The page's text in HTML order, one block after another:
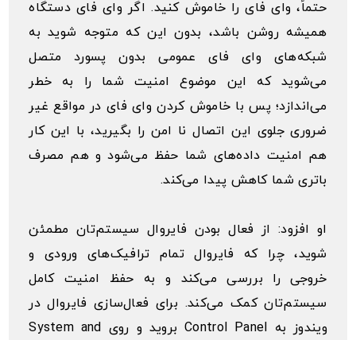
حتماً، وای فای را خاموش کنید. اگر وای فای دستگاه
همیشه روشن باشد، بدون این که متوجه شوید به
شبکه‌های وای فای عمومی بدون پسورد متصل
می‌شوید که این موضوع امنیت شما را به خطر
می‌اندازد؛ پس با خاموش کردن وای فای در مواقع غیر
ضروری جلوی این اتصال نا امن را بگیرید، با این کار
هم امنیت داده‌های شما حفظ می‌شود و هم مصرف
باتری شما کاهش پیدا می‌کند.
او افزود: از فعال بودن فایروال سیستم‌تان مطمئن
شوید، چرا که فایروال تمام ترافیک‌های ورودی و
خروجی را بررسی می‌کند و به حفظ امنیت کامل
سیستم‌تان کمک می‌کند. برای فعال‌سازی فایروال در
ویندوز به Control Panel بروید و روی System and